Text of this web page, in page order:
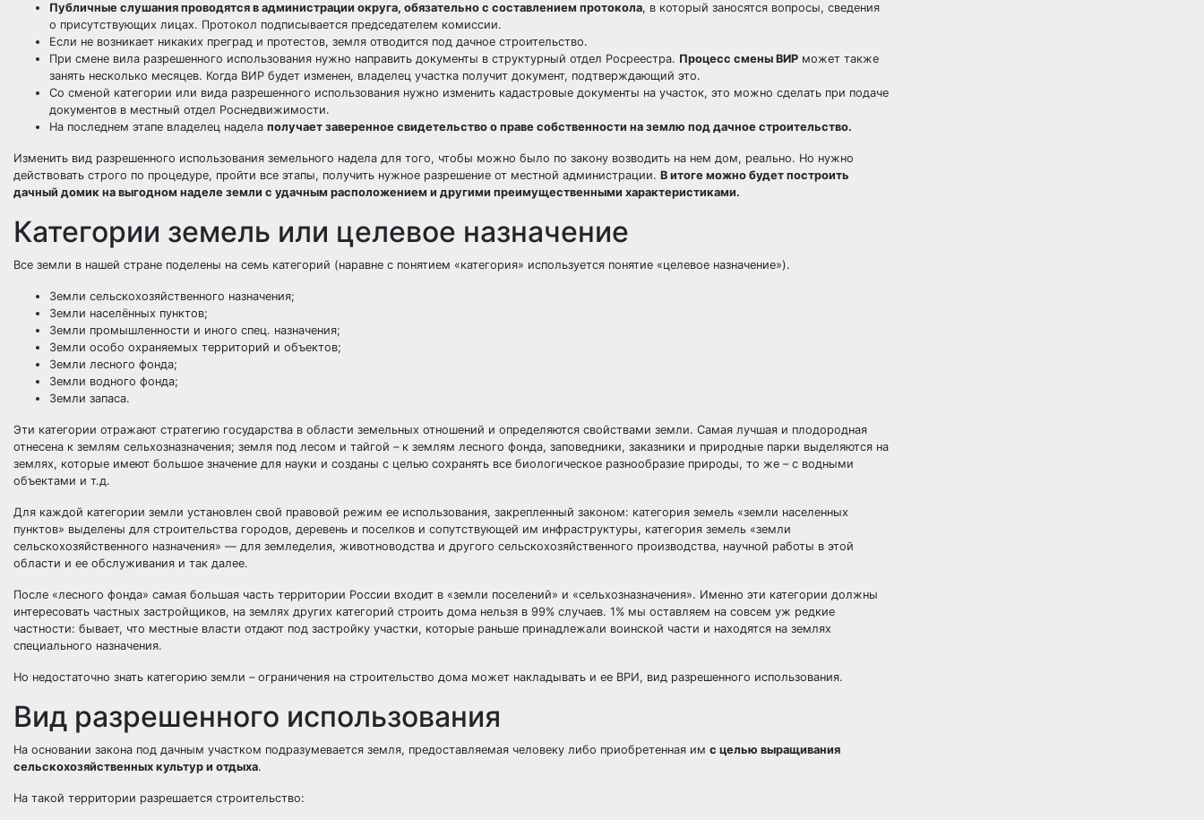
Публичные слушания проводятся в администрации округа, обязательно с составлением протокола, в который заносятся вопросы, сведения
о присутствующих лицах. Протокол подписывается председателем комиссии.
Если не возникает никаких преград и протестов, земля отводится под дачное строительство.
При смене вила разрешенного использования нужно направить документы в структурный отдел Росреестра. Процесс смены ВИР может также
занять несколько месяцев. Когда ВИР будет изменен, владелец участка получит документ, подтверждающий это.
Со сменой категории или вида разрешенного использования нужно изменить кадастровые документы на участок, это можно сделать при подаче
документов в местный отдел Роснедвижимости.
На последнем этапе владелец надела получает заверенное свидетельство о праве собственности на землю под дачное строительство.
Изменить вид разрешенного использования земельного надела для того, чтобы можно было по закону возводить на нем дом, реально. Но нужно
действовать строго по процедуре, пройти все этапы, получить нужное разрешение от местной администрации. В итоге можно будет построить
дачный домик на выгодном наделе земли с удачным расположением и другими преимущественными характеристиками.
Категории земель или целевое назначение
Все земли в нашей стране поделены на семь категорий (наравне с понятием «категория» используется понятие «целевое назначение»).
Земли сельскохозяйственного назначения;
Земли населённых пунктов;
Земли промышленности и иного спец. назначения;
Земли особо охраняемых территорий и объектов;
Земли лесного фонда;
Земли водного фонда;
Земли запаса.
Эти категории отражают стратегию государства в области земельных отношений и определяются свойствами земли. Самая лучшая и плодородная
отнесена к землям сельхозназначения; земля под лесом и тайгой – к землям лесного фонда, заповедники, заказники и природные парки выделяются на
землях, которые имеют большое значение для науки и созданы с целью сохранять все биологическое разнообразие природы, то же – с водными
объектами и т.д.
Для каждой категории земли установлен свой правовой режим ее использования, закрепленный законом: категория земель «земли населенных
пунктов» выделены для строительства городов, деревень и поселков и сопутствующей им инфраструктуры, категория земель «земли
сельскохозяйственного назначения» — для земледелия, животноводства и другого сельскохозяйственного производства, научной работы в этой
области и ее обслуживания и так далее.
После «лесного фонда» самая большая часть территории России входит в «земли поселений» и «сельхозназначения». Именно эти категории должны
интересовать частных застройщиков, на землях других категорий строить дома нельзя в 99% случаев. 1% мы оставляем на совсем уж редкие
частности: бывает, что местные власти отдают под застройку участки, которые раньше принадлежали воинской части и находятся на землях
специального назначения.
Но недостаточно знать категорию земли – ограничения на строительство дома может накладывать и ее ВРИ, вид разрешенного использования.
Вид разрешенного использования
На основании закона под дачным участком подразумевается земля, предоставляемая человеку либо приобретенная им с целью выращивания
сельскохозяйственных культур и отдыха.
На такой территории разрешается строительство: